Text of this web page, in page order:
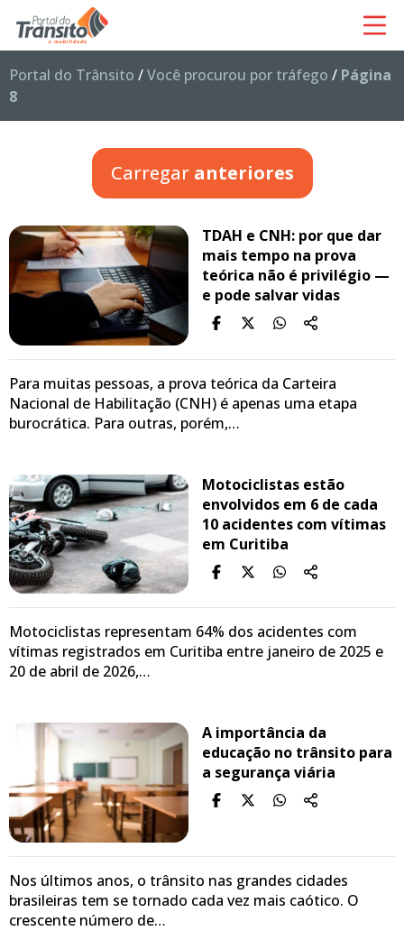
Portal do Trânsito /Você procurou por tráfego / Página
8
Carregar anteriores
TDAH e CNH: por que dar
mais tempo na prova
teórica não é privilégio —
e pode salvar vidas
Para muitas pessoas, a prova teórica da Carteira
Nacional de Habilitação (CNH) é apenas uma etapa
burocrática. Para outras, porém,…
Motociclistas estão
envolvidos em 6 de cada
10 acidentes com vítimas
em Curitiba
Motociclistas representam 64% dos acidentes com
vítimas registrados em Curitiba entre janeiro de 2025 e
20 de abril de 2026,…
A importância da
educação no trânsito para
a segurança viária
Nos últimos anos, o trânsito nas grandes cidades
brasileiras tem se tornado cada vez mais caótico. O
crescente número de…